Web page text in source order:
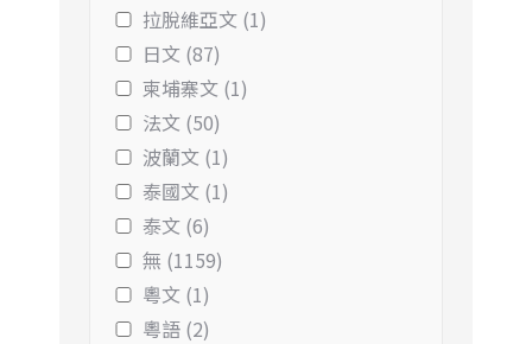
拉脫維亞文 (1)
日文 (87)
柬埔寨文 (1)
法文 (50)
波蘭文 (1)
泰國文 (1)
泰文 (6)
無 (1159)
粵文 (1)
粵語 (2)